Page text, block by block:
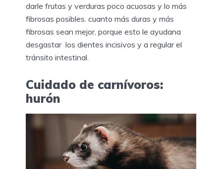
darle frutas y verduras poco acuosas y lo más
fibrosas posibles. cuanto más duras y más
fibrosas sean mejor, porque esto le ayudana
desgastar los dientes incisivos y a regular el
tránsito intestinal.
Cuidado de carnívoros:
hurón